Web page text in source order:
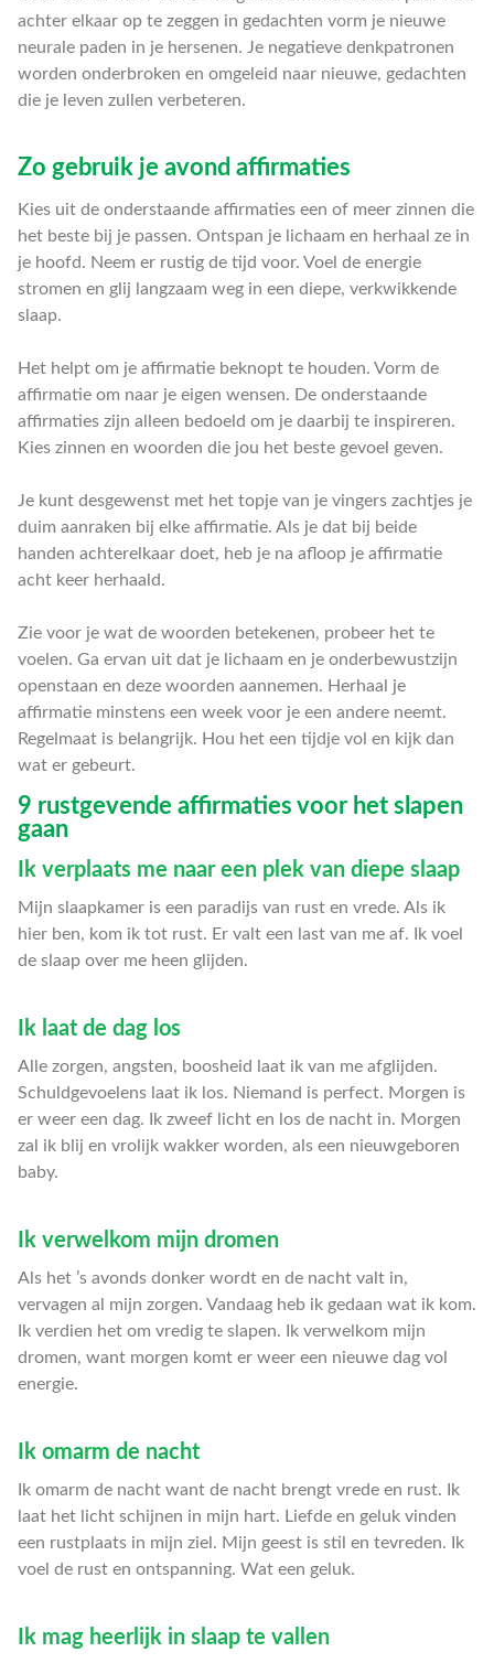
achter elkaar op te zeggen in gedachten vorm je nieuwe
neurale paden in je hersenen. Je negatieve denkpatronen
worden onderbroken en omgeleid naar nieuwe, gedachten
die je leven zullen verbeteren.
Zo gebruik je avond affirmaties
Kies uit de onderstaande affirmaties een of meer zinnen die
het beste bij je passen. Ontspan je lichaam en herhaal ze in
je hoofd. Neem er rustig de tijd voor. Voel de energie
stromen en glij langzaam weg in een diepe, verkwikkende
slaap.
Het helpt om je affirmatie beknopt te houden. Vorm de
affirmatie om naar je eigen wensen. De onderstaande
affirmaties zijn alleen bedoeld om je daarbij te inspireren.
Kies zinnen en woorden die jou het beste gevoel geven.
Je kunt desgewenst met het topje van je vingers zachtjes je
duim aanraken bij elke affirmatie. Als je dat bij beide
handen achterelkaar doet, heb je na afloop je affirmatie
acht keer herhaald.
Zie voor je wat de woorden betekenen, probeer het te
voelen. Ga ervan uit dat je lichaam en je onderbewustzijn
openstaan en deze woorden aannemen. Herhaal je
affirmatie minstens een week voor je een andere neemt.
Regelmaat is belangrijk. Hou het een tijdje vol en kijk dan
wat er gebeurt.
9 rustgevende affirmaties voor het slapen
gaan
Ik verplaats me naar een plek van diepe slaap
Mijn slaapkamer is een paradijs van rust en vrede. Als ik
hier ben, kom ik tot rust. Er valt een last van me af. Ik voel
de slaap over me heen glijden.
Ik laat de dag los
Alle zorgen, angsten, boosheid laat ik van me afglijden.
Schuldgevoelens laat ik los. Niemand is perfect. Morgen is
er weer een dag. Ik zweef licht en los de nacht in. Morgen
zal ik blij en vrolijk wakker worden, als een nieuwgeboren
baby.
Ik verwelkom mijn dromen
Als het ’s avonds donker wordt en de nacht valt in,
vervagen al mijn zorgen. Vandaag heb ik gedaan wat ik kom.
Ik verdien het om vredig te slapen. Ik verwelkom mijn
dromen, want morgen komt er weer een nieuwe dag vol
energie.
Ik omarm de nacht
Ik omarm de nacht want de nacht brengt vrede en rust. Ik
laat het licht schijnen in mijn hart. Liefde en geluk vinden
een rustplaats in mijn ziel. Mijn geest is stil en tevreden. Ik
voel de rust en ontspanning. Wat een geluk.
Ik mag heerlijk in slaap te vallen